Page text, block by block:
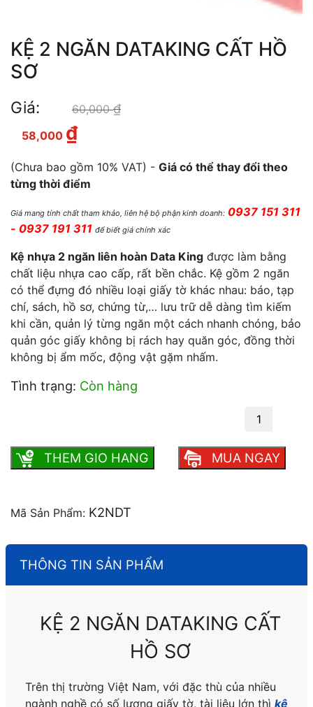
KỆ 2 NGĂN DATAKING CẤT HỒ
SƠ
Giá: 60,000₫
58,000 ₫
(Chưa bao gồm 10% VAT) - Giá có thể thay đổi theo
từng thời điểm
Giá mang tính chất tham khảo, liên hệ bộ phận kinh doanh: 0937 151 311
- 0937 191 311 để biết giá chính xác
Kệ nhựa 2 ngăn liên hoàn Data King được làm bằng
chất liệu nhựa cao cấp, rất bền chắc. Kệ gồm 2 ngăn
có thể đựng đó nhiều loại giấy tờ khác nhau: báo, tạp
chí, sách, hồ sơ, chứng từ,… lưu trữ dễ dàng tìm kiếm
khi cần, quản lý từng ngăn một cách nhanh chóng, bảo
quản góc giấy không bị rách hay quăn góc, đồng thời
không bị ẩm mốc, động vật gặm nhấm.
Tình trạng: Còn hàng
THEM GIO HANG MUA NGAY
Mã Sản Phẩm: K2NDT
THÔNG TIN SẢN PHẨM
KỆ 2 NGĂN DATAKING CẤT
HỒ SƠ
Trên thị trường Việt Nam, với đặc thù của nhiều
ngành nghề có số lượng giấy tờ, tài liệu lớn thìkệ